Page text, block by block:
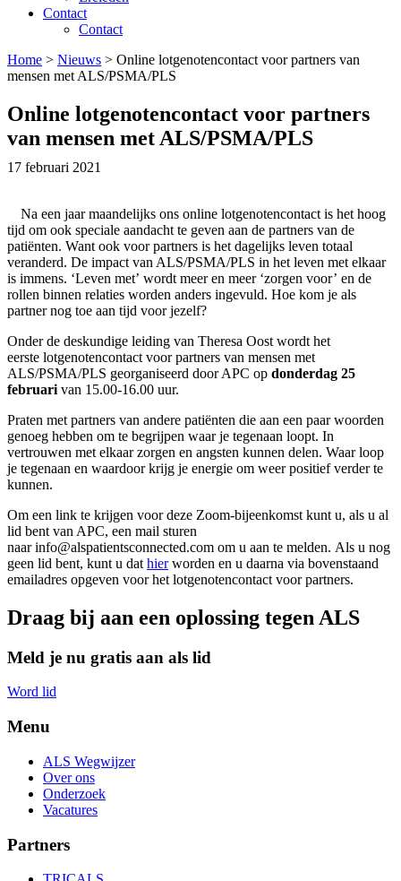
Contact
Contact
Home > Nieuws > Online lotgenotencontact voor partners van
mensen met ALS/PSMA/PLS
Online lotgenotencontact voor partners
van mensen met ALS/PSMA/PLS
17 februari 2021
Na een jaar maandelijks ons online lotgenotencontact is het hoog
tijd om ook speciale aandacht te geven aan de partners van de
patiënten. Want ook voor partners is het dagelijks leven totaal
veranderd. De impact van ALS/PSMA/PLS in het leven met elkaar
is immens. ‘Leven met’ wordt meer en meer ‘zorgen voor’ en de
rollen binnen relaties worden anders ingevuld. Hoe kom je als
partner nog toe aan tijd voor jezelf?
Onder de deskundige leiding van Theresa Oost wordt het
eerste lotgenotencontact voor partners van mensen met
ALS/PSMA/PLS georganiseerd door APC op donderdag 25
februari van 15.00-16.00 uur.
Praten met partners van andere patiënten die aan een paar woorden
genoeg hebben om te begrijpen waar je tegenaan loopt. In
vertrouwen met elkaar zorgen en angsten kunnen delen. Waar loop
je tegenaan en waardoor krijg je energie om weer positief verder te
kunnen.
Om een link te krijgen voor deze Zoom-bijeenkomst kunt u, als u al
lid bent van APC, een mail sturen
naar info@alspatientsconnected.com om u aan te melden. Als u nog
geen lid bent, kunt u dat hierworden en u daarna via bovenstaand
emailadres opgeven voor het lotgenotencontact voor partners.
Draag bij aan een oplossing tegen ALS
Meld je nu gratis aan als lid
Word lid
Menu
ALS Wegwijzer
Over ons
Onderzoek
Vacatures
Partners